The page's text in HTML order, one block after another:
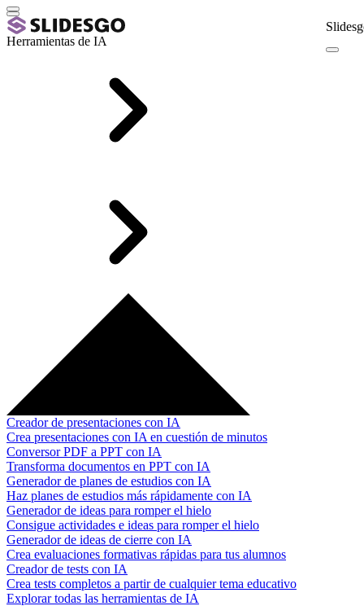
Herramientas de IA
Creador de presentaciones con IA
Crea presentaciones con IA en cuestión de minutos
Conversor PDF a PPT con IA
Transforma documentos en PPT con IA
Generador de planes de estudios con IA
Haz planes de estudios más rápidamente con IA
Generador de ideas para romper el hielo
Consigue actividades e ideas para romper el hielo
Generador de ideas de cierre con IA
Crea evaluaciones formativas rápidas para tus alumnos
Creador de tests con IA
Crea tests completos a partir de cualquier tema educativo
Explorar todas las herramientas de IA